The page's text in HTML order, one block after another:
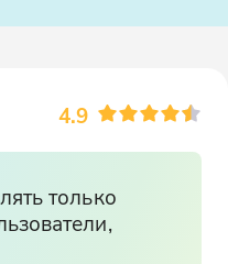
4.9
только